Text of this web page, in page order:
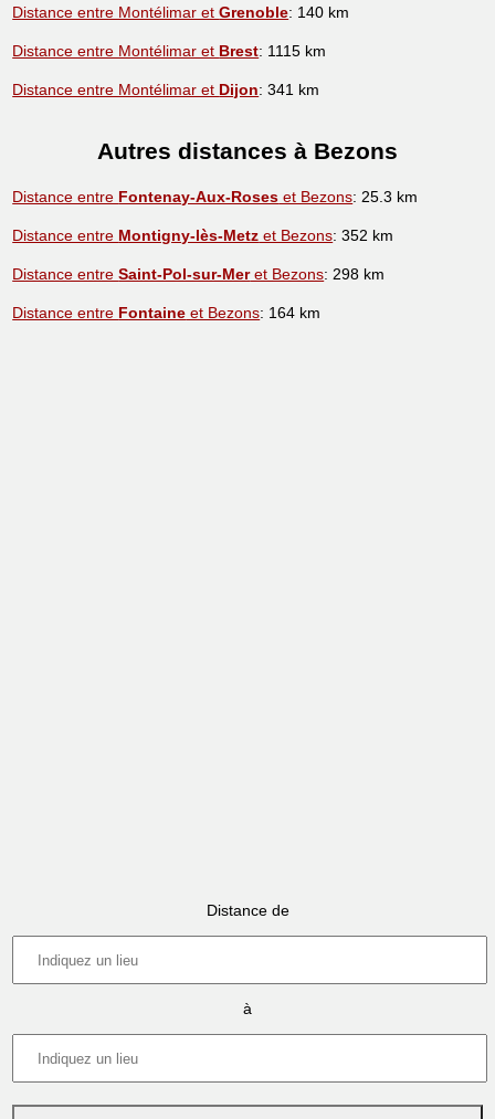
Distance entre Montélimar etGrenoble: 140 km
Distance entre Montélimar et Brest: 1115 km
Distance entre Montélimar et Dijon: 341 km
Autres distances à Bezons
Distance entre Fontenay-Aux-Roses et Bezons: 25.3 km
Distance entre Montigny-lès-Metz et Bezons: 352 km
Distance entreSaint-Pol-sur-Meret Bezons: 298 km
Distance entre Fontaine et Bezons: 164 km
Distance de
à